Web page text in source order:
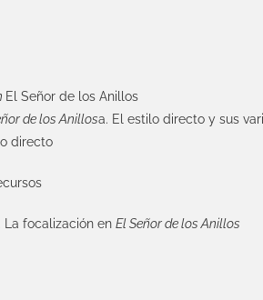
El Señor de los Anillos
de los Anillosa. El estilo directo y sus
directo
La focalización en El Señor de los Anillos